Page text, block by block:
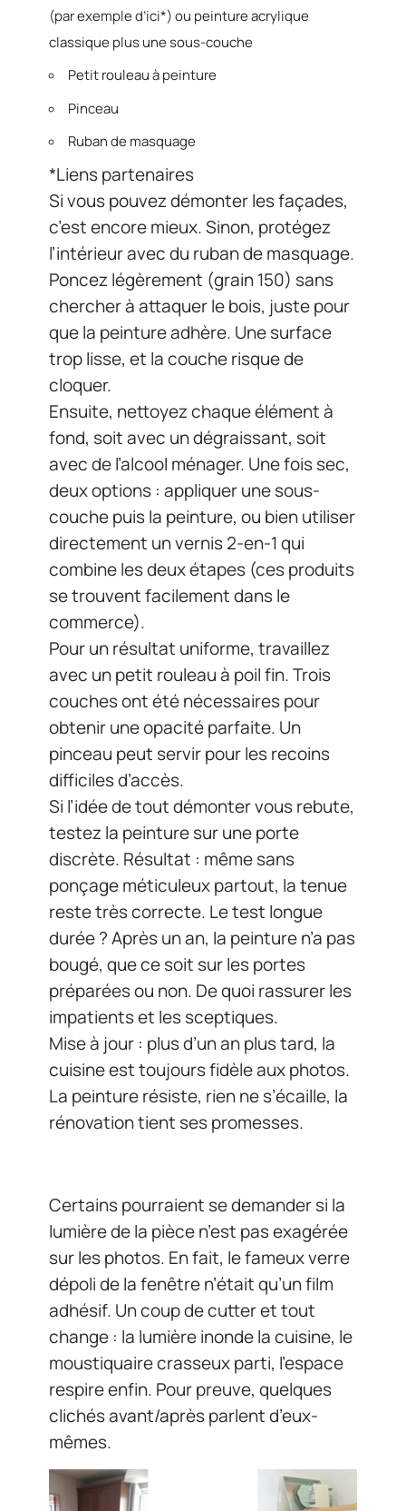
(par exemple d’ici*) ou peinture acrylique
classique plus une sous-couche
Petit rouleau à peinture
Pinceau
Ruban de masquage
*Liens partenaires
Si vous pouvez démonter les façades,
c’est encore mieux. Sinon, protégez
l’intérieur avec du ruban de masquage.
Poncez légèrement (grain 150) sans
chercher à attaquer le bois, juste pour
que la peinture adhère. Une surface
trop lisse, et la couche risque de
cloquer.
Ensuite, nettoyez chaque élément à
fond, soit avec un dégraissant, soit
avec de l’alcool ménager. Une fois sec,
deux options : appliquer une sous-
couche puis la peinture, ou bien utiliser
directement un vernis 2-en-1 qui
combine les deux étapes (ces produits
se trouvent facilement dans le
commerce).
Pour un résultat uniforme, travaillez
avec un petit rouleau à poil fin. Trois
couches ont été nécessaires pour
obtenir une opacité parfaite. Un
pinceau peut servir pour les recoins
difficiles d’accès.
Si l’idée de tout démonter vous rebute,
testez la peinture sur une porte
discrète. Résultat : même sans
ponçage méticuleux partout, la tenue
reste très correcte. Le test longue
durée ? Après un an, la peinture n’a pas
bougé, que ce soit sur les portes
préparées ou non. De quoi rassurer les
impatients et les sceptiques.
Mise à jour : plus d’un an plus tard, la
cuisine est toujours fidèle aux photos.
La peinture résiste, rien ne s’écaille, la
rénovation tient ses promesses.
Certains pourraient se demander si la
lumière de la pièce n’est pas exagérée
sur les photos. En fait, le fameux verre
dépoli de la fenêtre n’était qu’un film
adhésif. Un coup de cutter et tout
change : la lumière inonde la cuisine, le
moustiquaire crasseux parti, l’espace
respire enfin. Pour preuve, quelques
clichés avant/après parlent d’eux-
mêmes.